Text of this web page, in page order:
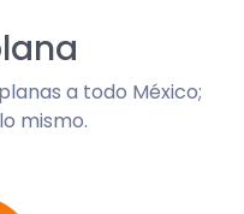
a todo México;
mismo.